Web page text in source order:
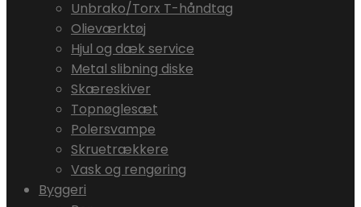
Unbrako/Torx T-håndtag
Olieværktøj
Hjul og dæk service
Metal slibning diske
Skæreskiver
Topnøglesæt
Polersvampe
Skruetrækkere
Vask og rengøring
Byggeri